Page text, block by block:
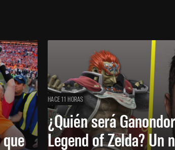
HACE 11 HORAS
¿Quién será
Legend of Zelda? Un